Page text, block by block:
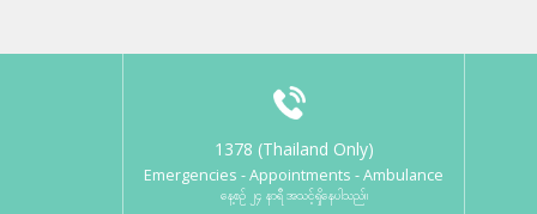
1378 (Thailand Only)
Emergencies - Appointments - Ambulance
နေ့စဉ် ၂၄ နာရီ အသင့်ရှိနေပါသည်။